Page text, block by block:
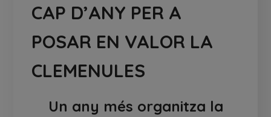
CAP D’ANY PER A
POSAR EN VALOR LA
CLEMENULES
Un any més organitza la